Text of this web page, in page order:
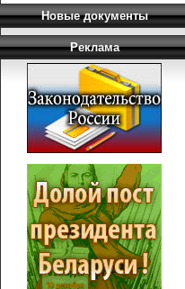
Новые документы
Реклама